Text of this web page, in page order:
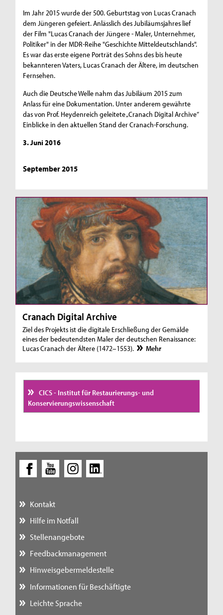
Im Jahr 2015 wurde der 500. Geburtstag von Lucas Cranach
dem Jüngeren gefeiert. Anlässlich des Jubiläumsjahres lief
der Film "Lucas Cranach der Jüngere - Maler, Unternehmer,
Politiker" in der MDR-Reihe "Geschichte Mitteldeutschlands".
Es war das erste eigene Porträt des Sohns des bis heute
bekannteren Vaters, Lucas Cranach der Ältere, im deutschen
Fernsehen.
Auch die Deutsche Welle nahm das Jubiläum 2015 zum
Anlass für eine Dokumentation. Unter anderem gewährte
das von Prof. Heydenreich geleitete „Cranach Digital Archive“
Einblicke in den aktuellen Stand der Cranach-Forschung.
3. Juni 2016
September 2015
Cranach Digital Archive
Ziel des Projekts ist die digitale Erschließung der Gemälde
eines der bedeutendsten Maler der deutschen Renaissance:
Lucas Cranach der Ältere (1472–1553).
Mehr
CICS - Institut für Restaurierungs- und
Konservierungswissenschaft
Kontakt
Hilfe im Notfall
Stellenangebote
Feedbackmanagement
Hinweisgebermeldestelle
Informationen für Beschäftigte
Leichte Sprache